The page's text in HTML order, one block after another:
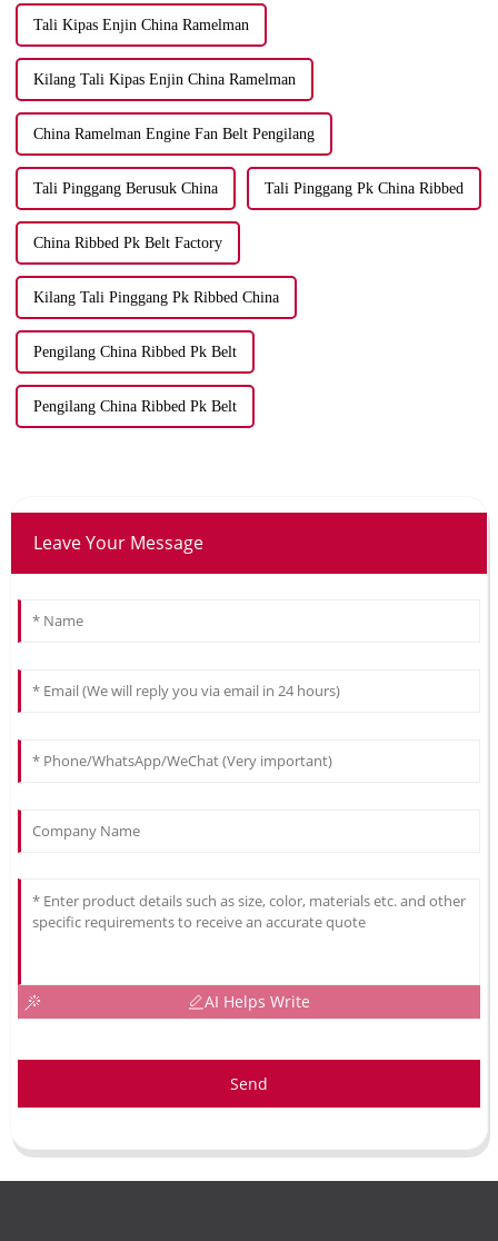
Tali Kipas Enjin China Ramelman
Kilang Tali Kipas Enjin China Ramelman
China Ramelman Engine Fan Belt Pengilang
Tali Pinggang Berusuk China Tali Pinggang Pk China Ribbed
China Ribbed Pk Belt Factory
Kilang Tali Pinggang Pk Ribbed China
Pengilang China Ribbed Pk Belt
Pengilang China Ribbed Pk Belt
Leave Your Message
AI Helps Write
Send